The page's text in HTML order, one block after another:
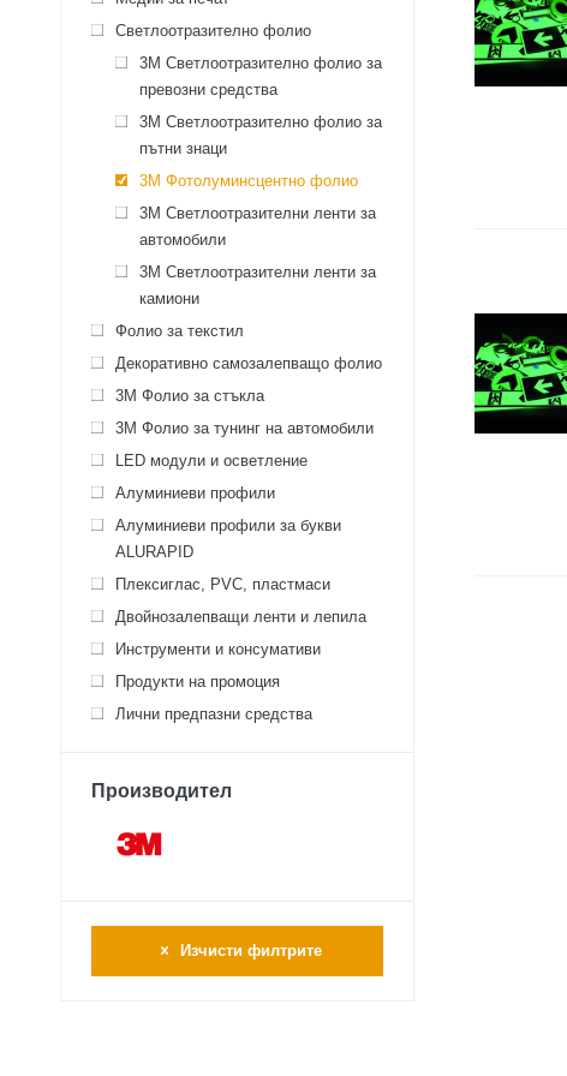
Светлоотразително фолио
3M Светлоотразително фолио за
превозни средства
3M Светлоотразително фолио за
пътни знаци
3M Фотолуминсцентно фолио
3М Светлоотразителни ленти за
автомобили
3М Светлоотразителни ленти за
камиони
Фолио за текстил
Декоративно самозалепващо фолио
3M Фолио за стъкла
3M Фолио за тунинг на автомобили
LED модули и осветление
Алуминиеви профили
Алуминиеви профили за букви
ALURAPID
Плексиглас, PVC, пластмаси
Двойнозалепващи ленти и лепила
Инструменти и консумативи
Продукти на промоция
Лични предпазни средства
Производител
Изчисти филтрите